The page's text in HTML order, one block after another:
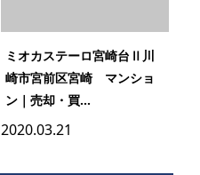
ミオカステーロ宮崎台Ⅱ川
崎市宮前区宮崎 マンショ
ン｜売却・買...
2020.03.21